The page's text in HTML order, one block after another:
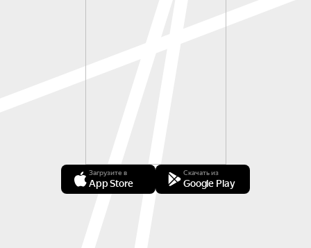
Загрузите в
App Store
Скачать из
Google Play